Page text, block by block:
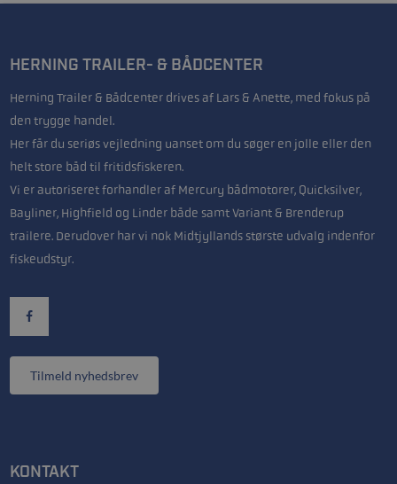
HERNING TRAILER- & BÅDCENTER
Herning Trailer & Bådcenter drives af Lars & Anette, med fokus på
den trygge handel.
Her får du seriøs vejledning uanset om du søger en jolle eller den
helt store båd til fritidsfiskeren.
Vi er autoriseret forhandler af Mercury bådmotorer, Quicksilver,
Bayliner, Highfield og Linder både samt Variant & Brenderup
trailere. Derudover har vi nok Midtjyllands største udvalg indenfor
fiskeudstyr.
Tilmeld nyhedsbrev
KONTAKT